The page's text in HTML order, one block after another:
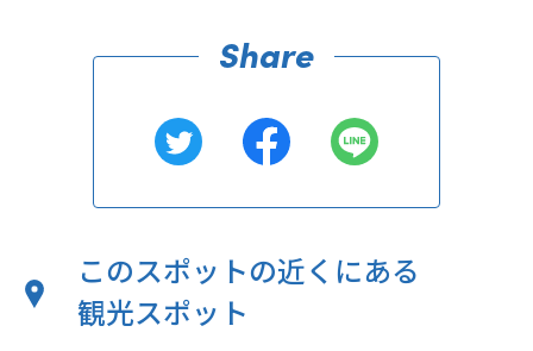
このスポットの近くにある
観光スポット